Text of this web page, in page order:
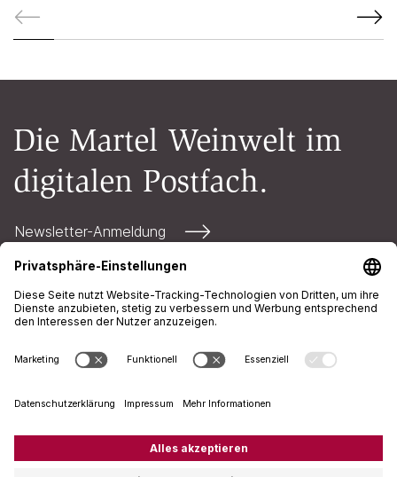
Die Martel Weinwelt im
digitalen Postfach.
Newsletter-Anmeldung
Kontakt
AGB
Datenschutz